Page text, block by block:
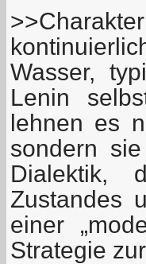
Wasser,
Lenin
lehnen es
sondern
Dialektik,
Zustandes
einer
Strategie